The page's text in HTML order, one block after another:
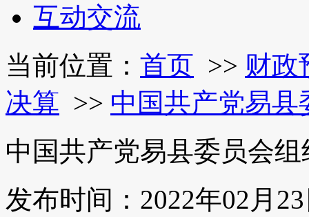
互动交流
当前位置： 首页 >> 财政
决算 >> 中国共产党易县
中国共产党易县委员会
发布时间：2022年02月